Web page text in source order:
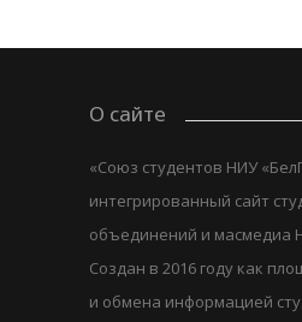
О сайте
«Союз студентов НИУ
интегрированный сайт
объединений и масмедиа
Создан в 2016 году как
и обмена информацией